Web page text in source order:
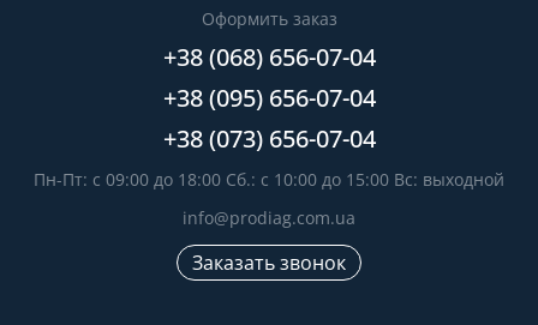
Оформить заказ
+38 (068) 656-07-04
+38 (095) 656-07-04
+38 (073) 656-07-04
Пн-Пт: с 09:00 до 18:00 Сб.: с 10:00 до 15:00 Вс: выходной
info@prodiag.com.ua
Заказать звонок